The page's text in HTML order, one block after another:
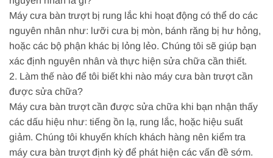
Máy cưa bàn trượt bị rung lắc khi hoạt động có thể do các
nguyên nhân như: lưỡi cưa bị mòn, bánh răng bị hư hỏng,
hoặc các bộ phận khác bị lỏng lẻo. Chúng tôi sẽ giúp bạn
xác định nguyên nhân và thực hiện sửa chữa cần thiết.
2. Làm thế nào để tôi biết khi nào máy cưa bàn trượt cần
được sửa chữa?
Máy cưa bàn trượt cần được sửa chữa khi bạn nhận thấy
các dấu hiệu như: tiếng ồn lạ, rung lắc, hoặc hiệu suất
giảm. Chúng tôi khuyến khích khách hàng nên kiểm tra
máy cưa bàn trượt định kỳ để phát hiện các vấn đề sớm.